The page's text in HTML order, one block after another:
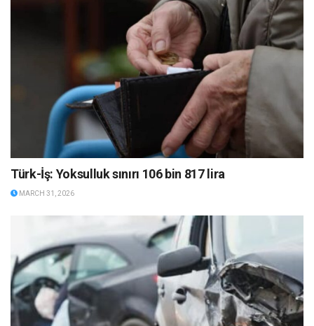
Türk-İş: Yoksulluk sınırı 106 bin 817 lira
MARCH 31, 2026